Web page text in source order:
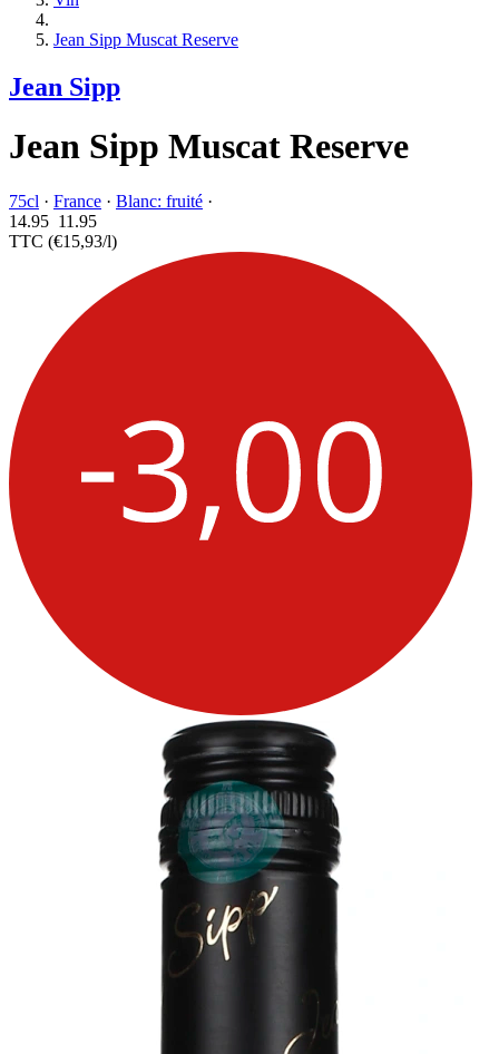
Jean Sipp Muscat Reserve
Jean Sipp
Jean Sipp Muscat Reserve
75cl · France · Blanc: fruité ·
14.95 11.95
TTC (€15,93/l)